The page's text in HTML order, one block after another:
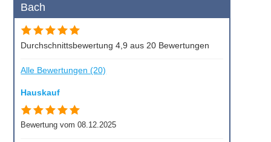
Bach
Durchschnittsbewertung 4,9 aus 20 Bewertungen
Alle Bewertungen (20)
Hauskauf
Bewertung vom 08.12.2025